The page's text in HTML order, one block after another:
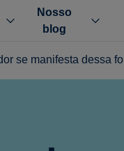
Nosso
blog
se manifesta dessa